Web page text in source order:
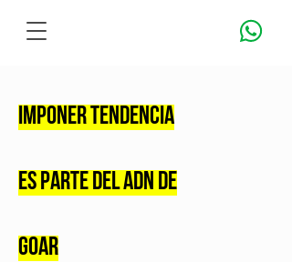
IMPONER TENDENCIA
ES PARTE DEL ADN DE
GOAR